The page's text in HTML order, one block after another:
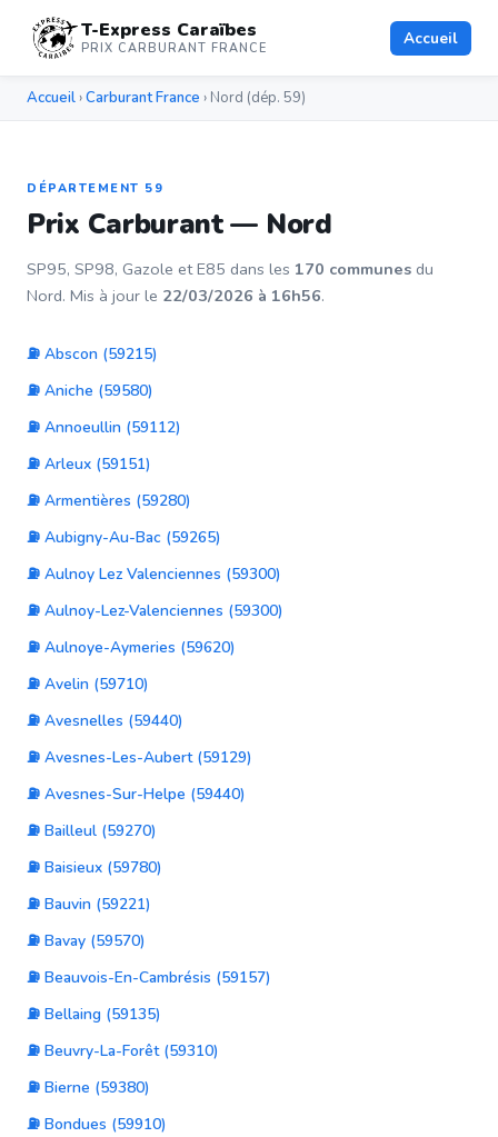
T-Express Caraïbes
PRIX CARBURANT FRANCE Accueil
Accueil ›Carburant France › Nord (dép. 59)
DÉPARTEMENT 59
Prix Carburant — Nord
SP95, SP98, Gazole et E85 dans les 170 communes du
Nord. Mis à jour le 22/03/2026 à 16h56.
⛽ Abscon (59215)
⛽ Aniche (59580)
⛽ Annoeullin (59112)
⛽ Arleux (59151)
⛽ Armentières (59280)
⛽ Aubigny-Au-Bac (59265)
⛽ Aulnoy Lez Valenciennes (59300)
⛽ Aulnoy-Lez-Valenciennes (59300)
⛽ Aulnoye-Aymeries (59620)
⛽ Avelin (59710)
⛽ Avesnelles (59440)
⛽ Avesnes-Les-Aubert (59129)
⛽ Avesnes-Sur-Helpe (59440)
⛽ Bailleul (59270)
⛽ Baisieux (59780)
⛽ Bauvin (59221)
⛽ Bavay (59570)
⛽ Beauvois-En-Cambrésis (59157)
⛽ Bellaing (59135)
⛽ Beuvry-La-Forêt (59310)
⛽ Bierne (59380)
⛽ Bondues (59910)